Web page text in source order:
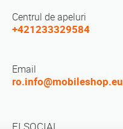
Centrul de apeluri
+421233329584
Email
ro.info@mobileshop.eu